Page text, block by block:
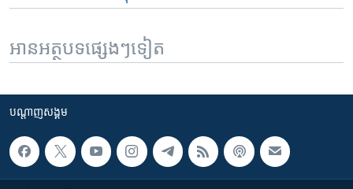
អានអត្ថបទផ្សេងៗទៀត
បណ្តាញ​សង្គម